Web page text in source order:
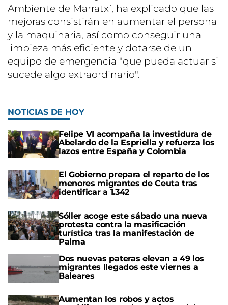
Ambiente de Marratxí, ha explicado que las
mejoras consistirán en aumentar el personal
y la maquinaria, así como conseguir una
limpieza más eficiente y dotarse de un
equipo de emergencia "que pueda actuar si
sucede algo extraordinario".
NOTICIAS DE HOY
Felipe VI acompaña la investidura de
Abelardo de la Espriella y refuerza los
lazos entre España y Colombia
El Gobierno prepara el reparto de los
menores migrantes de Ceuta tras
identificar a 1.342
Sóller acoge este sábado una nueva
protesta contra la masificación
turística tras la manifestación de
Palma
Dos nuevas pateras elevan a 49 los
migrantes llegados este viernes a
Baleares
Aumentan los robos y actos